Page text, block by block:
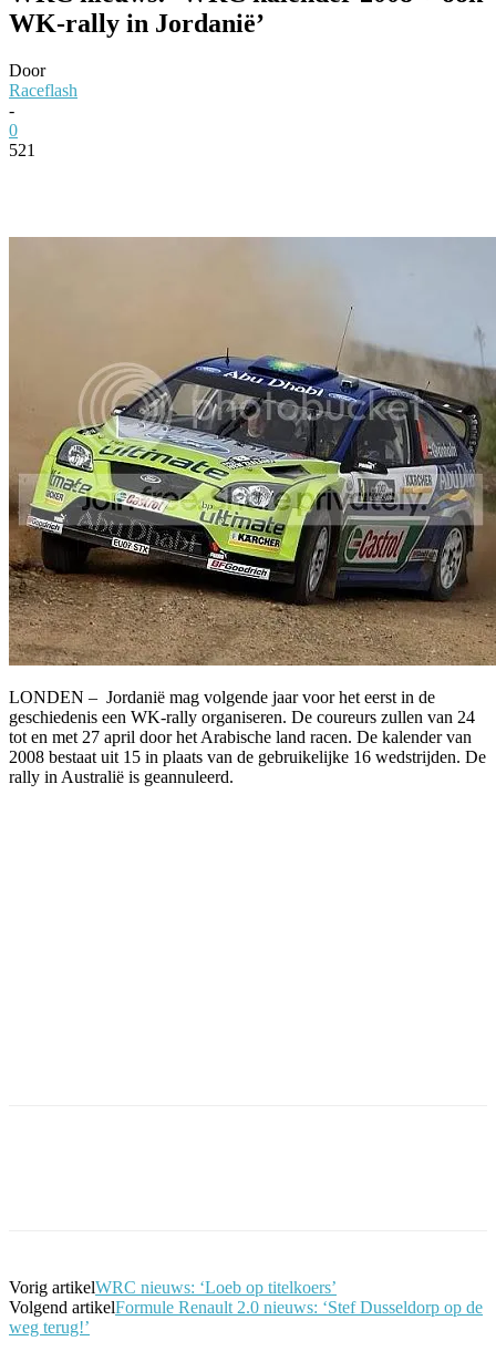
WK-rally in Jordanië’
Door
Raceflash
-
0
521
LONDEN – Jordanië mag volgende jaar voor het eerst in de
geschiedenis een WK-rally organiseren. De coureurs zullen van 24
tot en met 27 april door het Arabische land racen. De kalender van
2008 bestaat uit 15 in plaats van de gebruikelijke 16 wedstrijden. De
rally in Australië is geannuleerd.
Vorig artikelWRC nieuws: ‘Loeb op titelkoers’
Volgend artikelFormule Renault 2.0 nieuws: ‘Stef Dusseldorp op de
weg terug!’